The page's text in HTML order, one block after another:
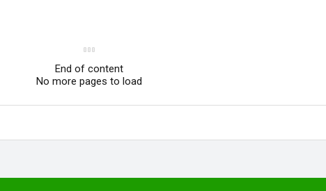
End of content
No more pages to load